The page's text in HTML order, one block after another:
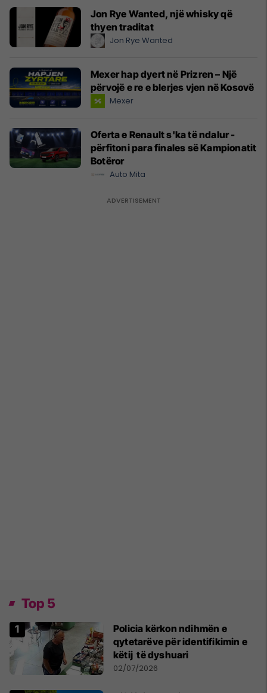
Jon Rye Wanted, një whisky që
thyen traditat
Jon Rye Wanted
Mexer hap dyert në Prizren – Një
përvojë e re e blerjes vjen në Kosovë
Mexer
Oferta e Renault s'ka të ndalur -
përfitoni para finales së Kampionatit
Botëror
Auto Mita
Top 5
Policia kërkon ndihmën e
qytetarëve për identifikimin e
këtij të dyshuari
02/07/2026